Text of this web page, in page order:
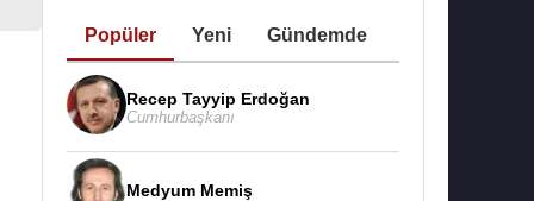
Popüler Yeni Gündemde
Recep Tayyip Erdoğan
Cumhurbaşkanı
Medyum Memiş